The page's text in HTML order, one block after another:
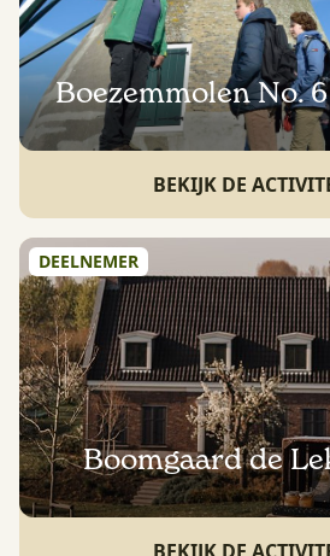
Boezemmolen No.
BEKIJK DE
DEELNEMER
Boomgaard de